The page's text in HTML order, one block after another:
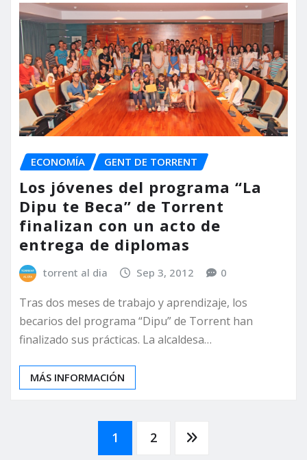
ECONOMÍA GENT DE TORRENT
Los jóvenes del programa “La
Dipu te Beca” de Torrent
finalizan con un acto de
entrega de diplomas
torrent al dia Sep 3, 2012 0
Tras dos meses de trabajo y aprendizaje, los
becarios del programa “Dipu” de Torrent han
finalizado sus prácticas. La alcaldesa…
MÁS INFORMACIÓN
Paginación
1 2